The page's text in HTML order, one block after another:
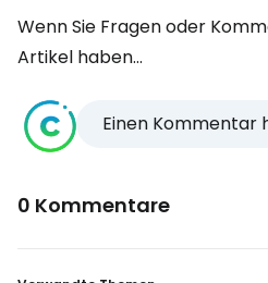
Wenn Sie Fragen oder
Artikel haben...
Einen Kommentar
0 Kommentare